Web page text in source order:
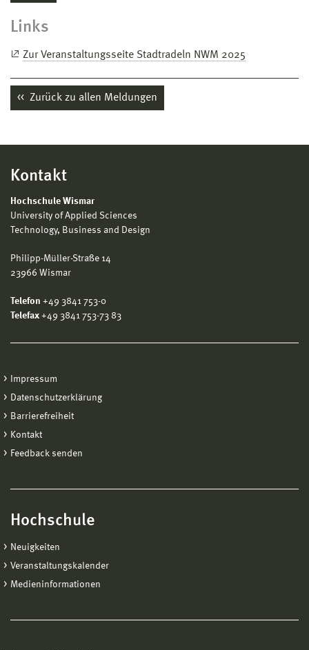
Links
Zur Veranstaltungsseite Stadtradeln NWM 2025
Zurück zu allen Meldungen
Kontakt
Hochschule Wismar
University of Applied Sciences
Technology, Business and Design
Philipp-Müller-Straße 14
23966 Wismar
Telefon +49 3841 753-0
Telefax +49 3841 753-73 83
Impressum
Datenschutzerklärung
Barrierefreiheit
Kontakt
Feedback senden
Hochschule
Neuigkeiten
Veranstaltungskalender
Medieninformationen